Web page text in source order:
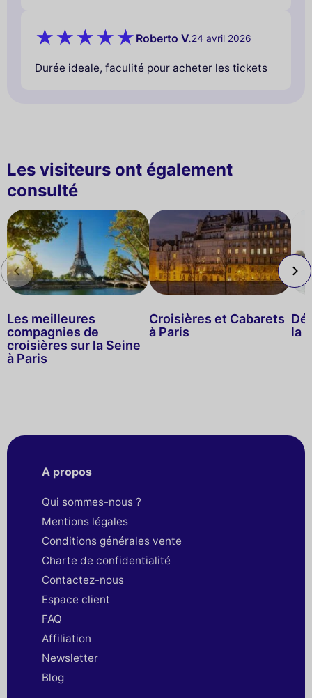
Roberto V.24 avril 2026
Durée ideale, faculité pour acheter les tickets
Les visiteurs ont également
consulté
Les meilleures
compagnies de
croisières sur la Seine
à Paris
Croisières et Cabarets
à Paris
la
A propos
Qui sommes-nous ?
Mentions légales
Conditions générales vente
Charte de confidentialité
Contactez-nous
Espace client
FAQ
Affiliation
Newsletter
Blog